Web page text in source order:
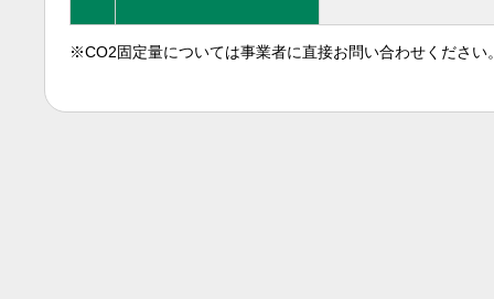
※CO2固定量については事業者に直接お問い合わせください